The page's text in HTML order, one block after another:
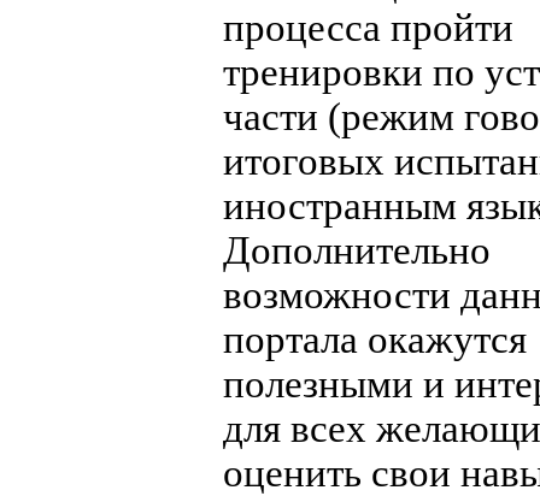
процесса пройти
тренировки по
части (режим
итоговых
иностранным
Дополнительно
возможности
портала окажутся
полезными и
для всех
оценить свои